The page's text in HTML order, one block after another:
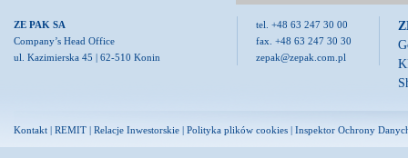
ZE PAK SA
Company’s Head Office
ul. Kazimierska 45 | 62-510 Konin
tel. +48 63 247 30 00
fax. +48 63 247 30 30
zepak@zepak.com.pl
Kontakt | REMIT | Relacje Inwestorskie | Polityka plików cookies | Inspektor Ochrony